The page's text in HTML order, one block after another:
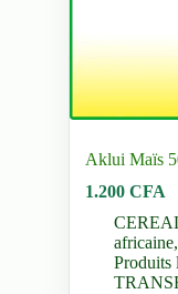
Aklui Maïs
1.200CFA
africaine
Produits